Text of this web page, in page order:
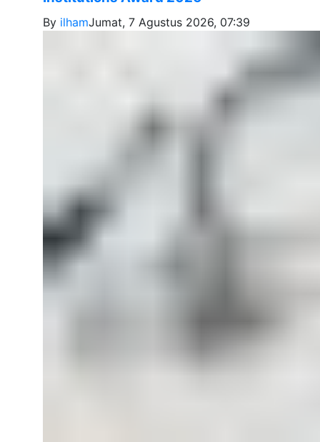
By ilhamJumat, 7 Agustus 2026, 07:39